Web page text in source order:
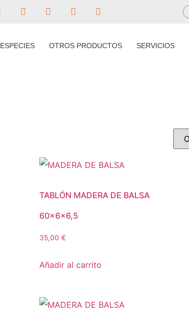
ESPECIES OTROS PRODUCTOS SERVICIOS
TABLÓN MADERA DE BALSA
60x6x6,5
35,00€
Añadir al carrito